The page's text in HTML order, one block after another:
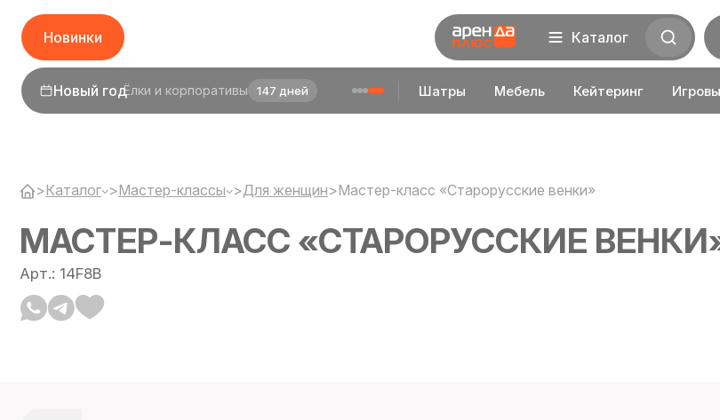
Новинки
1 сентябряДень знаний 25 дней Шатры Мебель Кейтеринг
Каталог
>Каталог >Мастер-классы >Для женщин>Мастер-класс «Старорусские венки»
МАСТЕР-КЛАСС «СТАРОРУССКИЕ
Арт.: 14F8B